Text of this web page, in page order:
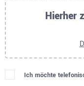
Hierher
Ich möchte